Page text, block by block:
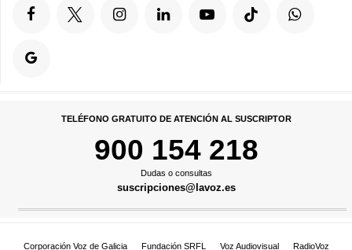
TELÉFONO GRATUITO DE ATENCIÓN AL SUSCRIPTOR
900 154 218
Dudas o consultas
suscripciones@lavoz.es
Corporación Voz de Galicia Fundación SRFL Voz Audiovisual
RadioVoz